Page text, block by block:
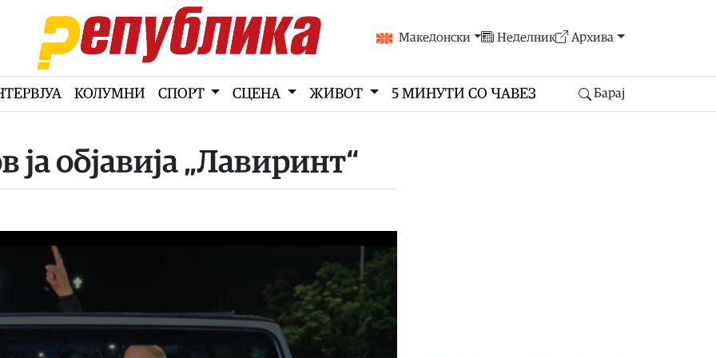
Македонски Неделник Архива
КОЛУМНИ СПОРТ СЦЕНА ЖИВОТ 5 МИНУТИ СО ЧАВЕЗ Барај
објавија „Лавиринт“